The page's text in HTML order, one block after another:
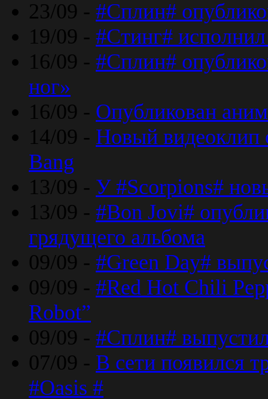
23/09 - #Сплин#
19/09 - #Стинг#
16/09 - #Сплин#
ног»
16/09 - Опубликован
14/09 - Новый видеоклип
Bang
13/09 - У #Scorpions#
13/09 - #Bon Jovi#
грядущего альбома
09/09 - #Green Day#
09/09 - #Red Hot Chili
Robot”
09/09 - #Сплин#
07/09 - В сети появился
#Oasis #